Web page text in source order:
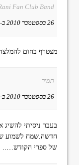
Fan Club Band
26 בספטמבר 2010 ב-00:35
מצטרף בחום
תמיר
26 בספטמבר 2010 ב-00:44
בעבר ניסיתי להשיג
חדשה.שמח לשמוע
של ספרי הקודש…..